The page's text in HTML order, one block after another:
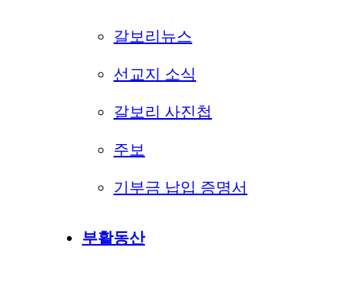
갈보리뉴스
선교지 소식
갈보리 사진첩
주보
기부금 납입 증명서
부활동산